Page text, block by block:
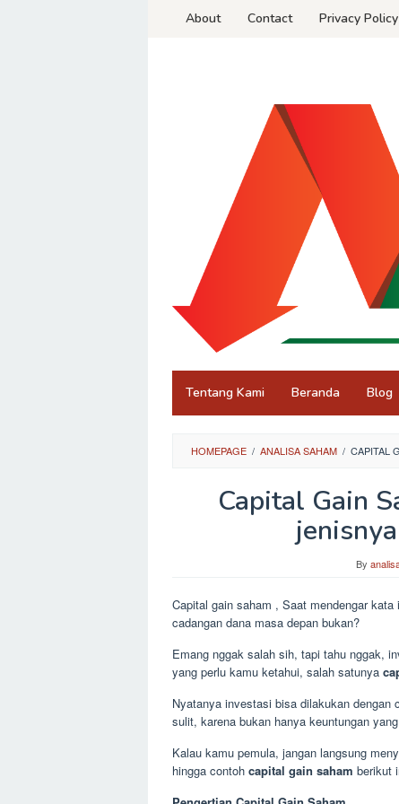
About Contact Privacy Policy
Tentang Kami Beranda Blog
HOMEPAGE / ANALISA SAHAM / CAPITAL
Capital Gain
By
Capital gain saham , Saat mendengar
cadangan dana masa depan bukan?
Emang nggak salah sih, tapi tahu nggak,
yang perlu kamu ketahui, salah satunya
Nyatanya investasi bisa dilakukan dengan
sulit, karena bukan hanya keuntungan
Kalau kamu pemula, jangan langsung
hingga contoh capital gain saham berikut